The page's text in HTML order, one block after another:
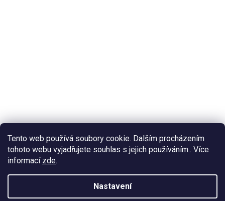
Tento web používá soubory cookie. Dalším procházením
tohoto webu vyjadřujete souhlas s jejich používáním.. Více
informací zde.
Nastavení